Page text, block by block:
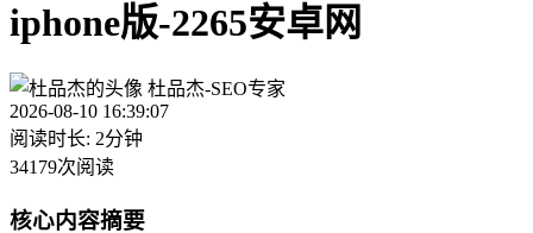
iphone版-2265安卓网
杜品杰-SEO专家
2026-08-10 16:39:07
阅读时长: 2分钟
34179次阅读
核心内容摘要